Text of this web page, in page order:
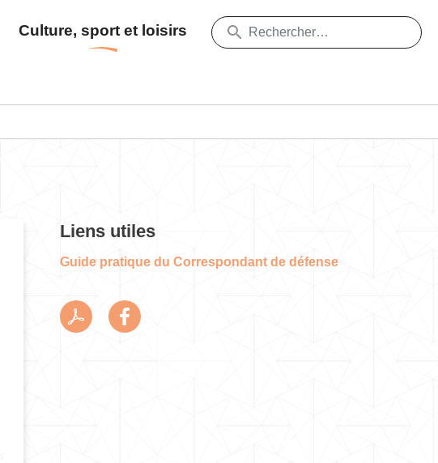
Culture, sport et loisirs
Liens utiles
Guide pratique du Correspondant de défense